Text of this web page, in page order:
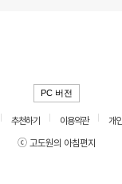
PC 버전
추천하기 이용약관
개
ⓒ 고도원의 아침편지